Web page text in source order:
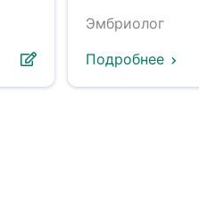
Эмбриолог
Подробнее